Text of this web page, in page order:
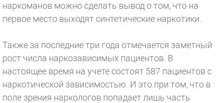
наркоманов можно сделать вывод о том, что на
первое место выходят синтетические наркотики.
Также за последние три года отмечается заметный
рост числа наркозависимых пациентов. В
настоящее время на учете состоят 587 пациентов с
наркотической зависимостью. И это при том, что в
поле зрения наркологов попадает лишь часть